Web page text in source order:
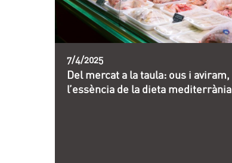
7/4/2025
Del mercat a la taula: ous i aviram,
l’essència de la dieta mediterrània